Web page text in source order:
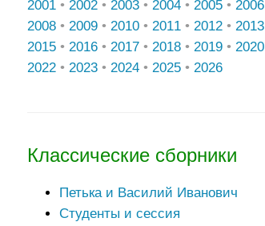
2001 • 2002 • 2003 • 2004 • 2005 • 2006
2008 • 2009 • 2010 • 2011 • 2012 • 2013
2015 • 2016 • 2017 • 2018 • 2019 • 2020
2022 • 2023 • 2024 • 2025 • 2026
Классические сборники
Петька и Василий Иванович
Студенты и сессия